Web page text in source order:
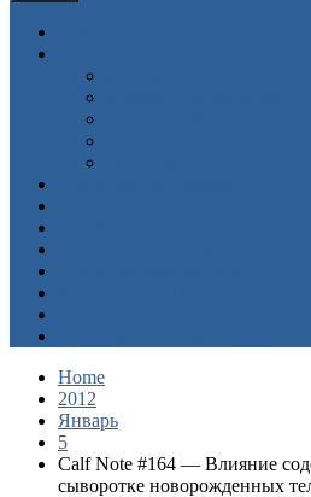
Home
2012
Январь
5
Calf Note #164 — Влияние
сыворотке новорожденных